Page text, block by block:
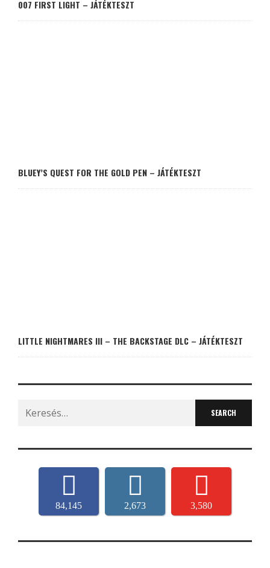
007 FIRST LIGHT – JÁTÉKTESZT
BLUEY’S QUEST FOR THE GOLD PEN – JÁTÉKTESZT
LITTLE NIGHTMARES III – THE BACKSTAGE DLC – JÁTÉKTESZT
Search
for:
84,145 2,673 3,580